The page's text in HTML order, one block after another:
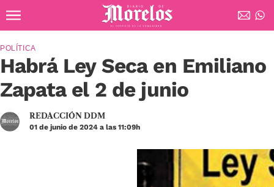
Diario de Morelos
Habrá Ley Seca en Emiliano
Zapata el 2 de junio
POLÍTICA
REDACCIÓN DDM
01 de junio de 2024 a las 11:09h